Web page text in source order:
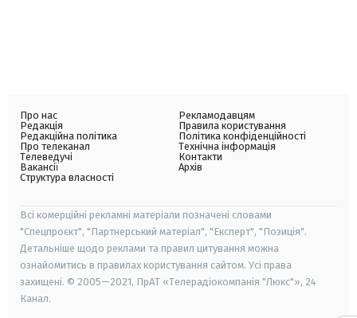
Про нас
Редакція
Редакційна політика
Про телеканал
Телеведучі
Вакансії
Структура власності
Рекламодавцям
Правила користування
Політика конфіденційності
Технічна інформація
Контакти
Архів
Всі комерційні рекламні матеріали позначені словами
"Спецпроєкт", "Партнерський матеріал", "Експерт", "Позиція".
Детальніше щодо реклами та правил цитування можна
ознайомитись в правилах користування сайтом. Усі права
захищені. © 2005—2021, ПрАТ «Телерадіокомпанія "Люкс"», 24
Канал.